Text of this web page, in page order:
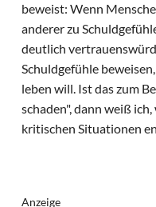
beweist: Wenn
anderer zu
deutlich
Schuldgefühle
leben will. Ist das zum
schaden", dann weiß
kritischen Situationen
Anzeige